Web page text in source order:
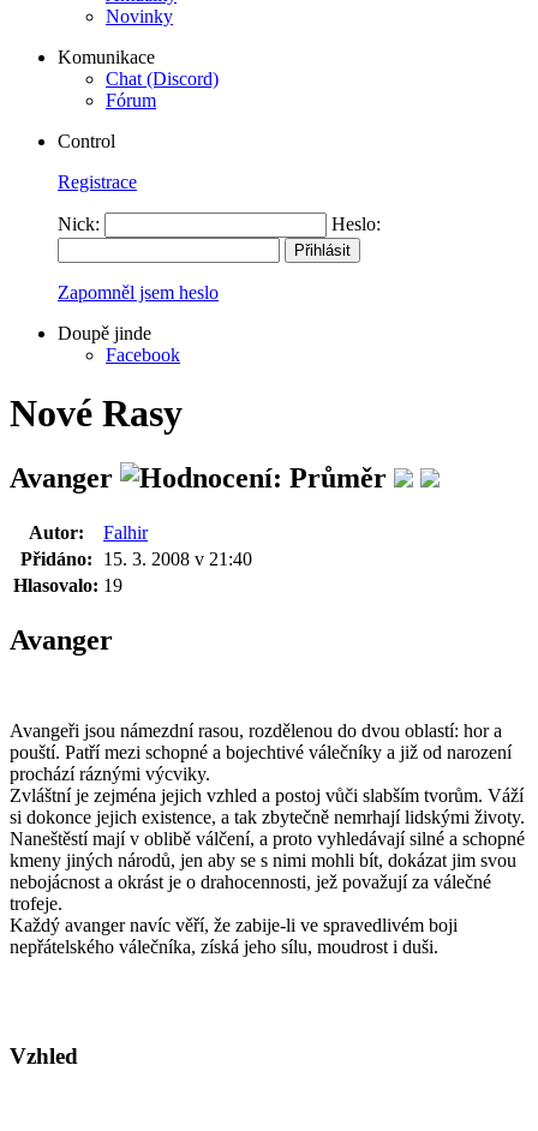
Novinky
Komunikace
Chat (Discord)
Fórum
Control
Registrace
Nick: Heslo:
Zapomněl jsem heslo
Doupě jinde
Facebook
Nové Rasy
Avanger
Autor:
Falhir
Přidáno:
15. 3. 2008 v 21:40
Hlasovalo: 19
Avanger
Avangeři jsou námezdní rasou, rozdělenou do dvou oblastí: hor a
pouští. Patří mezi schopné a bojechtivé válečníky a již od narození
prochází ráznými výcviky.
Zvláštní je zejména jejich vzhled a postoj vůči slabším tvorům. Váží
si dokonce jejich existence, a tak zbytečně nemrhají lidskými životy.
Naneštěstí mají v oblibě válčení, a proto vyhledávají silné a schopné
kmeny jiných národů, jen aby se s nimi mohli bít, dokázat jim svou
nebojácnost a okrást je o drahocennosti, jež považují za válečné
trofeje.
Každý avanger navíc věří, že zabije-li ve spravedlivém boji
nepřátelského válečníka, získá jeho sílu, moudrost i duši.
Vzhled